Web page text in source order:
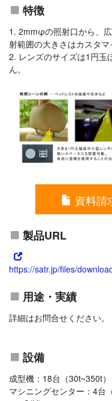
特徴
1. 2mmφの照射口から、
射範囲の大きさはカスタマ
2. レンズのサイズは1円玉
ん。
資料請
製品URL
https://satr.jp/files/
用途・実績
詳細はお問合せください。
設備
成型機：18台（30t~350t）
マシニングセンター：4台